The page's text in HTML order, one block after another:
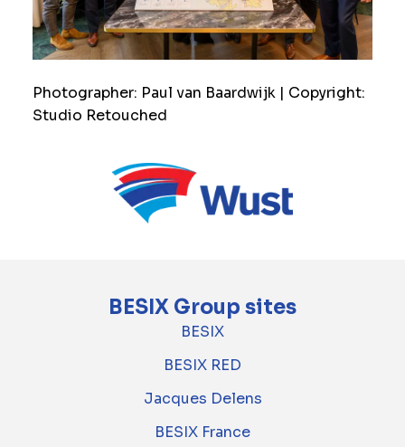
Photographer: Paul van Baardwijk | Copyright:
Studio Retouched
BESIX Group sites
BESIX
BESIX RED
Jacques Delens
BESIX France